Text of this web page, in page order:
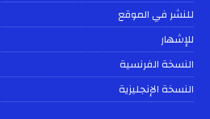
للنشر في الموقع
للإشهار
النسخة الفرنسية
النسخة الإنجليزية